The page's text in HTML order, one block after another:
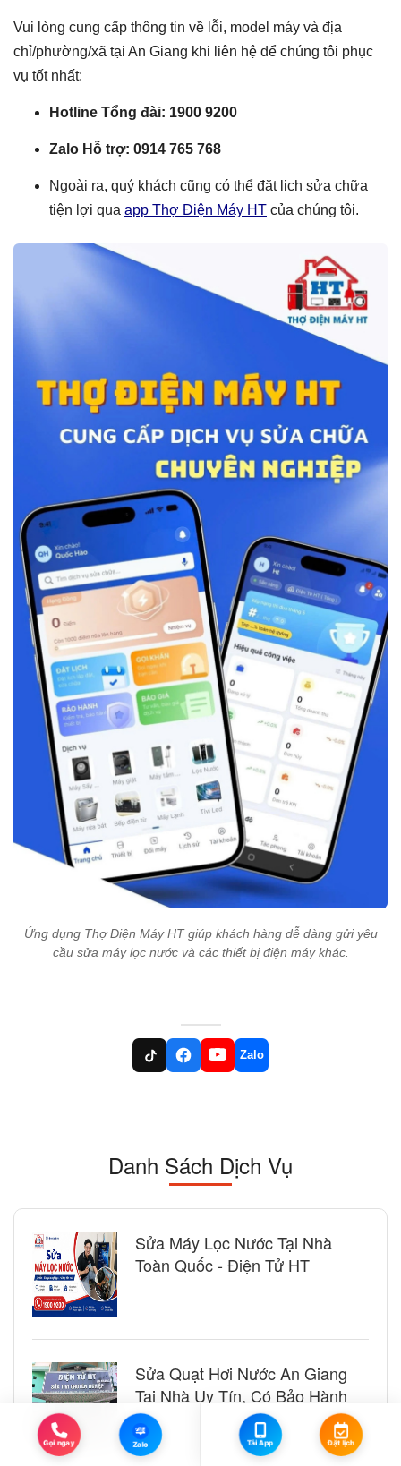
Vui lòng cung cấp thông tin về lỗi, model máy và địa
chỉ/phường/xã tại An Giang khi liên hệ để chúng tôi phục
vụ tốt nhất:
Hotline Tổng đài: 1900 9200
Zalo Hỗ trợ: 0914 765 768
Ngoài ra, quý khách cũng có thể đặt lịch sửa chữa
tiện lợi qua app Thợ Điện Máy HT của chúng tôi.
Ứng dụng Thợ Điện Máy HT giúp khách hàng dễ dàng gửi yêu
cầu sửa máy lọc nước và các thiết bị điện máy khác.
Zalo
Danh Sách Dịch Vụ
Sửa Máy Lọc Nước Tại Nhà
Toàn Quốc - Điện Tử HT
Sửa Quạt Hơi Nước An Giang
Tại Nhà Uy Tín, Có Bảo Hành
Gọi ngay
Zalo
Zalo Tải App Đặt lịch